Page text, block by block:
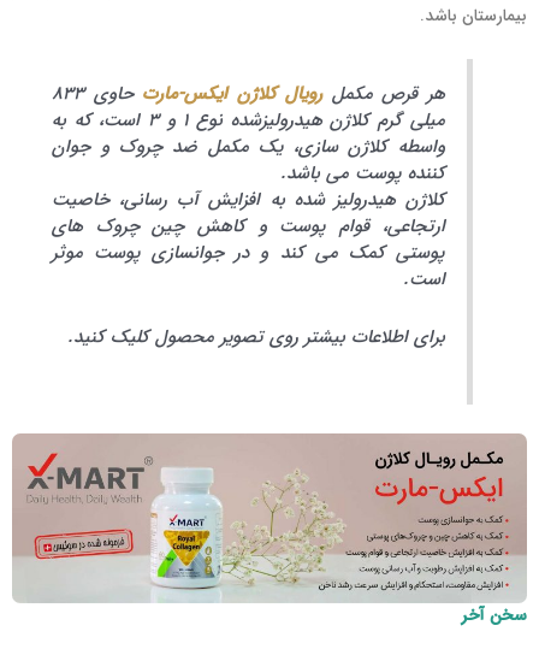
بیمارستان باشد.
هر قرص مکملرویال کلاژن ایکس-مارت
حاوی 833
میلی گرم کلاژن هیدرولیزشده نوع 1 و 3 است، که به
واسطه کلاژن سازی،‌ یک مکمل ضد چروک و جوان
کننده پوست می باشد.
کلاژن هیدرولیز شده به افزایش آب رسانی، خاصیت
ارتجاعی، قوام پوست و کاهش چین چروک های
پوستی کمک می کند و در جوانسازی پوست موثر
است.
برای اطلاعات بیشتر روی تصویر محصول کلیک کنید.
سخن آخر